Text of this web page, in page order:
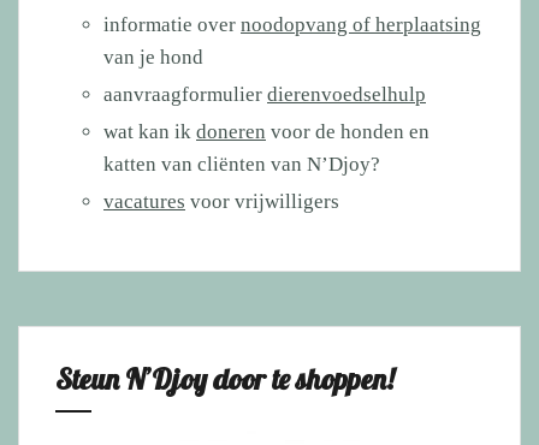
informatie over noodopvang of herplaatsing
van je hond
aanvraagformulier dierenvoedselhulp
wat kan ik doneren voor de honden en
katten van cliënten van N’Djoy?
vacatures voor vrijwilligers
Steun N’Djoy door te shoppen!